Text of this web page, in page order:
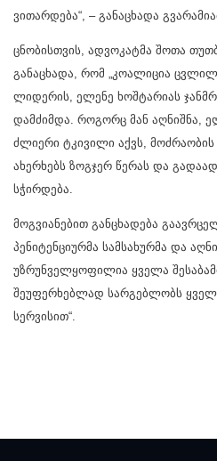
ვითარდება“, – განაცხადა
ცნობისთვის, ადვოკატმა შოთა
განაცხადა, რომ „კოალიცია
ლიდერის, ელენე ხოშტარიას
დამძიმდა. როგორც მან აღნიშნა,
ძლიერი ტკივილი აქვს,
ახერხებს ზოგჯერ წერას და
სჭირდება.
მოგვიანებით განცხადება
პენიტენციურმა სამსახურმა და
უზრუნველყოფილია ყველა
შეუფერხებლად სარგებლობს
სერვისით“.